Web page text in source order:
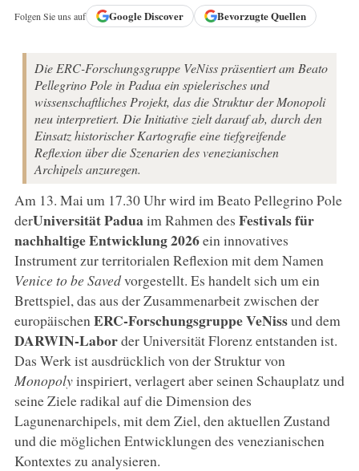
Folgen Sie uns auf GoogleDiscover Bevorzugte Quellen
Die ERC-Forschungsgruppe VeNiss präsentiert am Beato
Pellegrino Pole in Padua ein spielerisches und
wissenschaftliches Projekt, das die Struktur der Monopoli
neu interpretiert. Die Initiative zielt darauf ab, durch den
Einsatz historischer Kartografie eine tiefgreifende
Reflexion über die Szenarien des venezianischen
Archipels anzuregen.
Am 13. Mai um 17.30 Uhr wird im Beato Pellegrino Pole
derUniversität Paduaim Rahmen des Festivals für
nachhaltige Entwicklung 2026ein innovatives
Instrument zur territorialen Reflexion mit dem Namen
Venice to be Savedvorgestellt. Es handelt sich um ein
Brettspiel, das aus der Zusammenarbeit zwischen der
europäischen ERC-Forschungsgruppe VeNissund dem
DARWIN-Laborder Universität Florenz entstanden ist.
Das Werk ist ausdrücklich von der Struktur von
Monopolyinspiriert, verlagert aber seinen Schauplatz und
seine Ziele radikal auf die Dimension des
Lagunenarchipels, mit dem Ziel, den aktuellen Zustand
und die möglichen Entwicklungen des venezianischen
Kontextes zu analysieren.